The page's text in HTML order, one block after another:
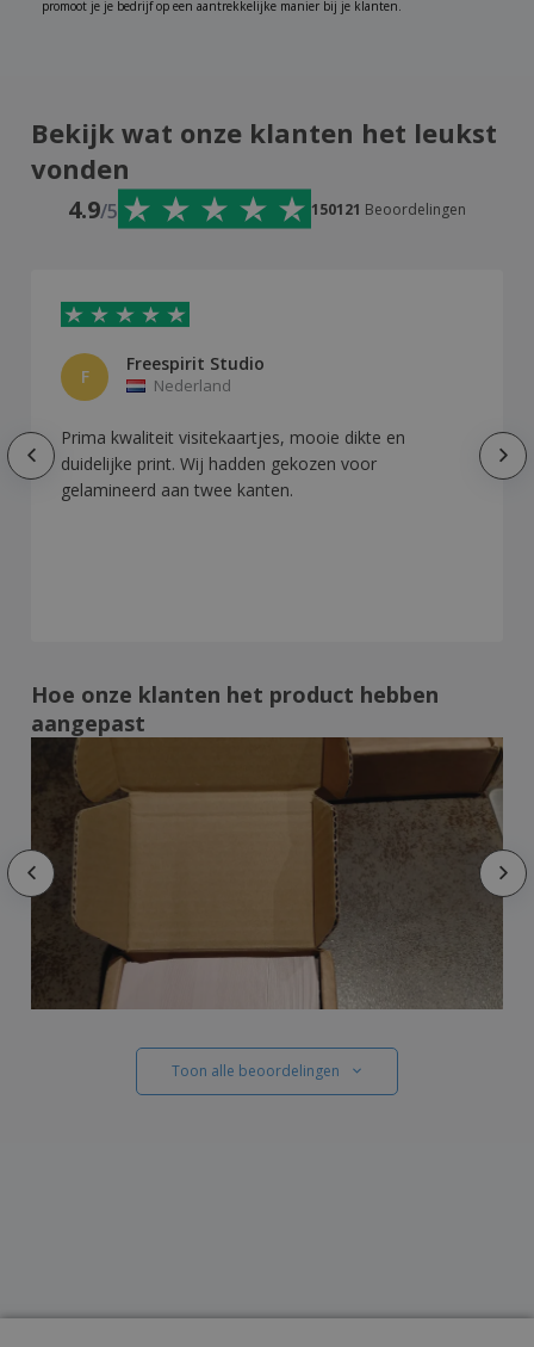
promoot je je bedrijf op een aantrekkelijke manier bij je klanten.
Bekijk wat onze klanten het leukst
vonden
4.9/5 150121 Beoordelingen
F
Freespirit Studio
Nederland
Prima kwaliteit visitekaartjes, mooie dikte en
duidelijke print. Wij hadden gekozen voor
gelamineerd aan twee kanten.
Hoe onze klanten het product hebben
aangepast
Toon alle beoordelingen